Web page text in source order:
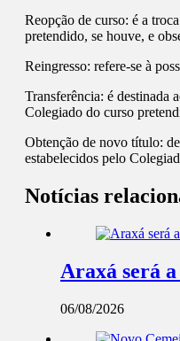
Reopção de curso: é a
pretendido, se houve, e
Reingresso: refere-se à
Transferência: é destinada
Colegiado do curso
Obtenção de novo título:
estabelecidos pelo
Notícias
Araxá será
06/08/2026